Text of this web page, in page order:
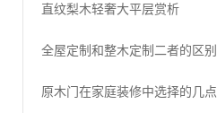
直纹梨木轻奢大平层赏析
全屋定制和整木定制二者的区别
原木门在家庭装修中选择的几点